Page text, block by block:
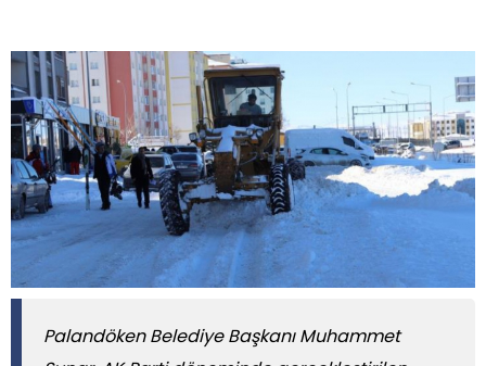
Palandöken Belediye Başkanı Muhammet